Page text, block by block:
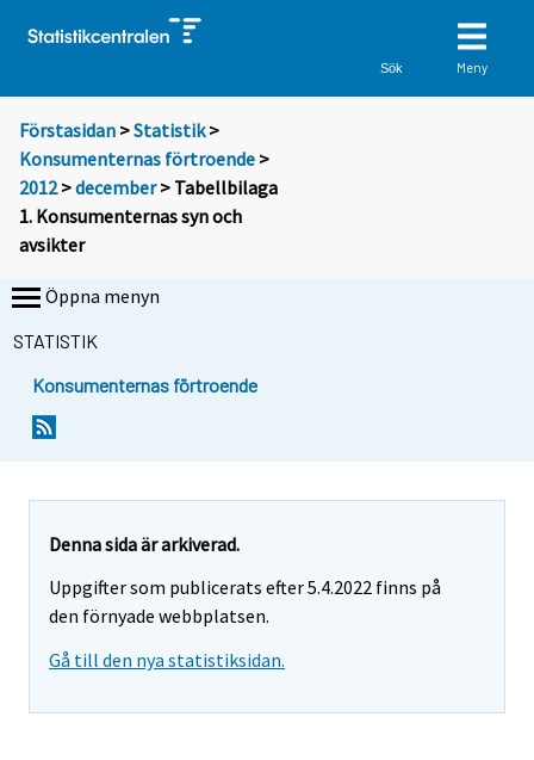
Sök Meny
Förstasidan >Statistik >
Konsumenternas förtroende >
2012>december> Tabellbilaga
1. Konsumenternas syn och
avsikter
Öppna menyn
STATISTIK
Konsumenternas förtroende
Denna sida är arkiverad.
Uppgifter som publicerats efter 5.4.2022 finns på
den förnyade webbplatsen.
Gå till den nya statistiksidan.